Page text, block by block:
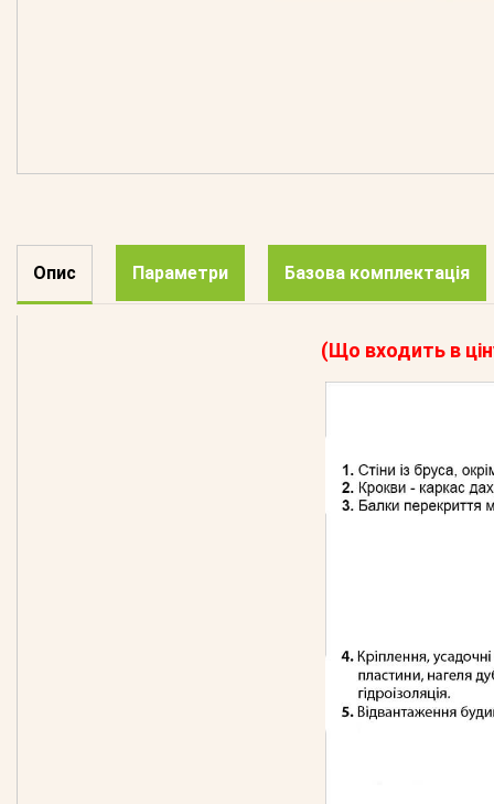
Опис Параметри Базова комплектація
(Що входить в